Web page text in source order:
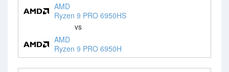
AMD
Ryzen 9 PRO 6950HS
vs
AMD
Ryzen 9 PRO 6950H